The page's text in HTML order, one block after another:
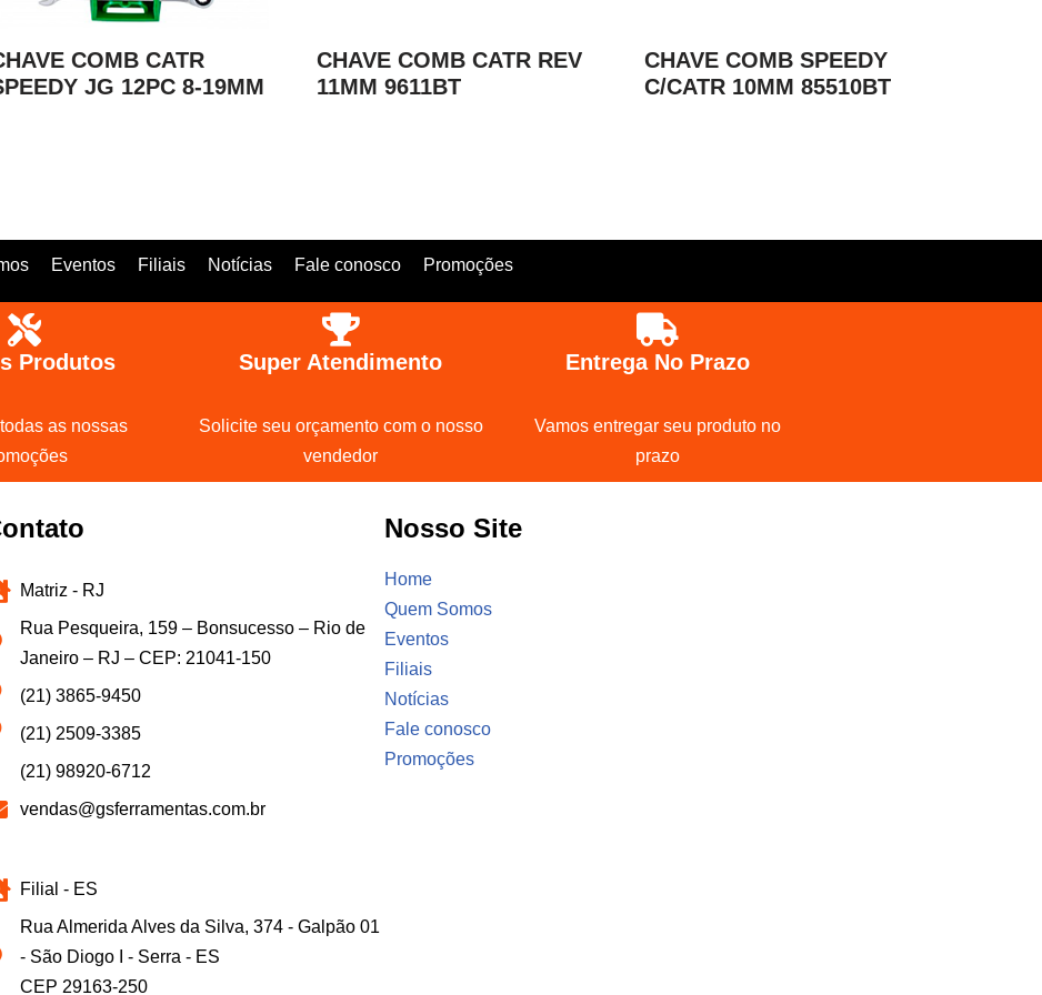
COMB CATR
JG 12PC 8-19MM
CHAVE COMB CATR REV
11MM 9611BT
CHAVE COMB SPEEDY
C/CATR 10MM 85510BT
Eventos Filiais Notícias Fale conosco Promoções
Produtos
as nossas
Super Atendimento
Solicite seu orçamento com o nosso
vendedor
Entrega No Prazo
Vamos entregar seu produto no
prazo
Matriz - RJ
Rua Pesqueira, 159 – Bonsucesso – Rio de
Janeiro – RJ – CEP: 21041-150
(21) 3865-9450
(21) 2509-3385
(21) 98920-6712
vendas@gsferramentas.com.br
Filial - ES
Rua Almerida Alves da Silva, 374 - Galpão 01
- São Diogo I - Serra - ES
CEP 29163-250
Nosso Site
Home
Quem Somos
Eventos
Filiais
Notícias
Fale conosco
Promoções